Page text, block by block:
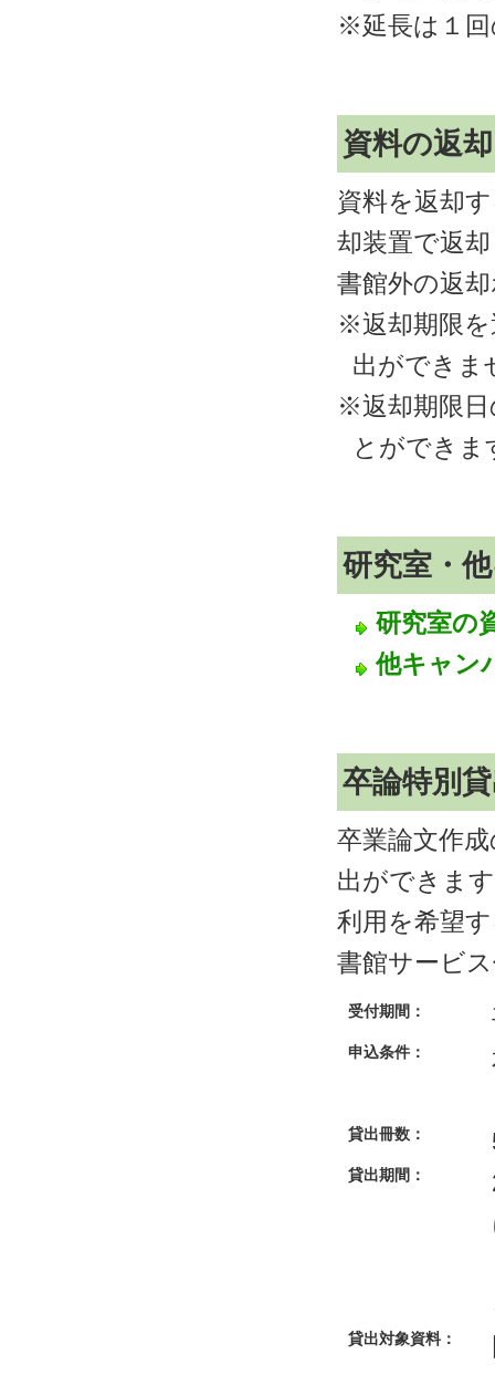
※延長は１
資料の返却
資料を返却
却装置で返
書館外の返
※返却期限を
出ができま
※返却期限日
とができま
研究室・
研究室の
他キャン
卒論特別
卒業論文作
出ができま
利用を希望
書館サービ
受付期間：
申込条件：
貸出冊数：
貸出期間：
貸出対象資料：